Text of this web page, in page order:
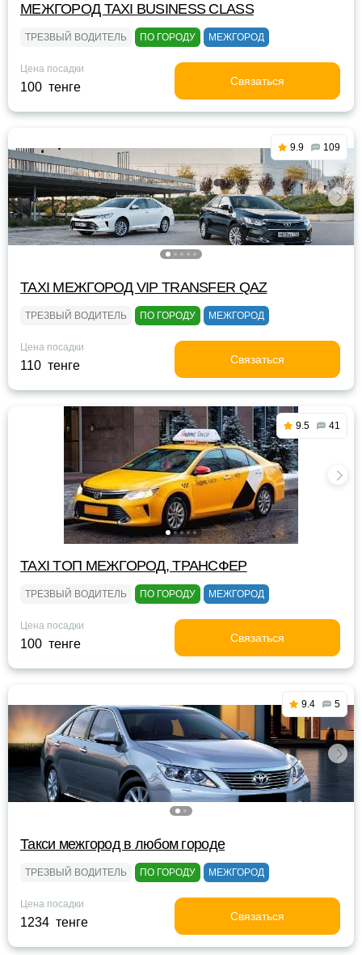
МЕЖГОРОД TAXI BUSINESS CLASS
ТРЕЗВЫЙ ВОДИТЕЛЬ ПО ГОРОДУ МЕЖГОРОД
Цена посадки
100 тенге Связаться
9.9 109
TAXI МЕЖГОРОД VIP TRANSFER QАZ
ТРЕЗВЫЙ ВОДИТЕЛЬ ПО ГОРОДУ МЕЖГОРОД
Цена посадки
110 тенге Связаться
9.5 41
TAXI TOП МЕЖГОРОД, ТРАНСФЕР
ТРЕЗВЫЙ ВОДИТЕЛЬ ПО ГОРОДУ МЕЖГОРОД
Цена посадки
100 тенге Связаться
9.4 5
Такси межгород в любом городе
ТРЕЗВЫЙ ВОДИТЕЛЬ ПО ГОРОДУ МЕЖГОРОД
Цена посадки
1234 тенге Связаться